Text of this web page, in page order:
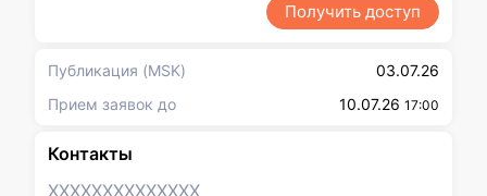
Получить доступ
Публикация (MSK)
03.07.26
Прием заявок до
10.07.26 17:00
Контакты
XXXXXXXXXXXXXX